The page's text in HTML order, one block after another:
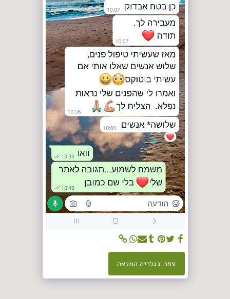
צפה בגלריה המלאה